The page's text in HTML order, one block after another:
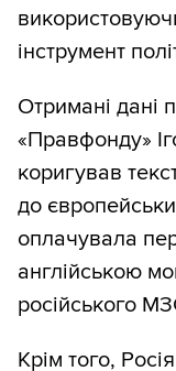
інструмент
Отримані дані
«Правфонду»
коригував
до
оплачувала
англійською
російського
Крім того,